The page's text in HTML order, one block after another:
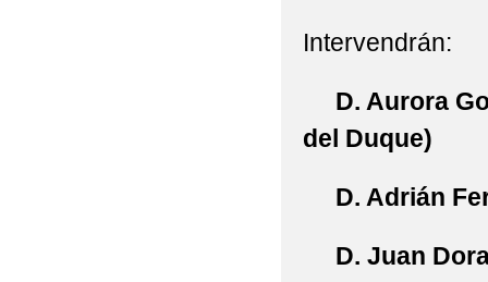
Intervendrán:
D. Aurora
del Duque)
D. Adrián
D. Juan